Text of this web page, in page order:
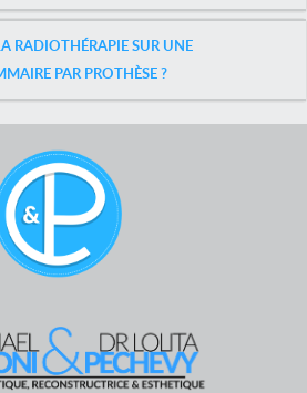
RADIOTHÉRAPIE SUR UNE
PAR PROTHÈSE ?